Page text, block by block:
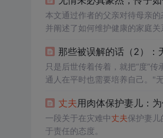
本文通过作者的父亲对待母亲
并阐述了如何维护健康的家庭关
那些被误解的话（2）：
只是后世传着传着，就把“度”
通人在平时也需要培养自己。"
容自己？更何况，人非圣贤孰能
丈夫用肉体保护妻儿：
一段关于在灾难中丈夫保护妻
于责任的态度。